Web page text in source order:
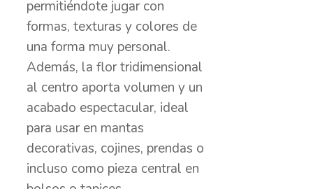
permitiéndote jugar con
formas, texturas y colores de
una forma muy personal.
Además, la flor tridimensional
al centro aporta volumen y un
acabado espectacular, ideal
para usar en mantas
decorativas, cojines, prendas o
incluso como pieza central en